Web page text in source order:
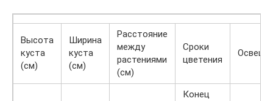
Высота
куста
(см)
Ширина
куста
(см)
Расстояние
между
растениями
(см)
Сроки
цветения
Конец